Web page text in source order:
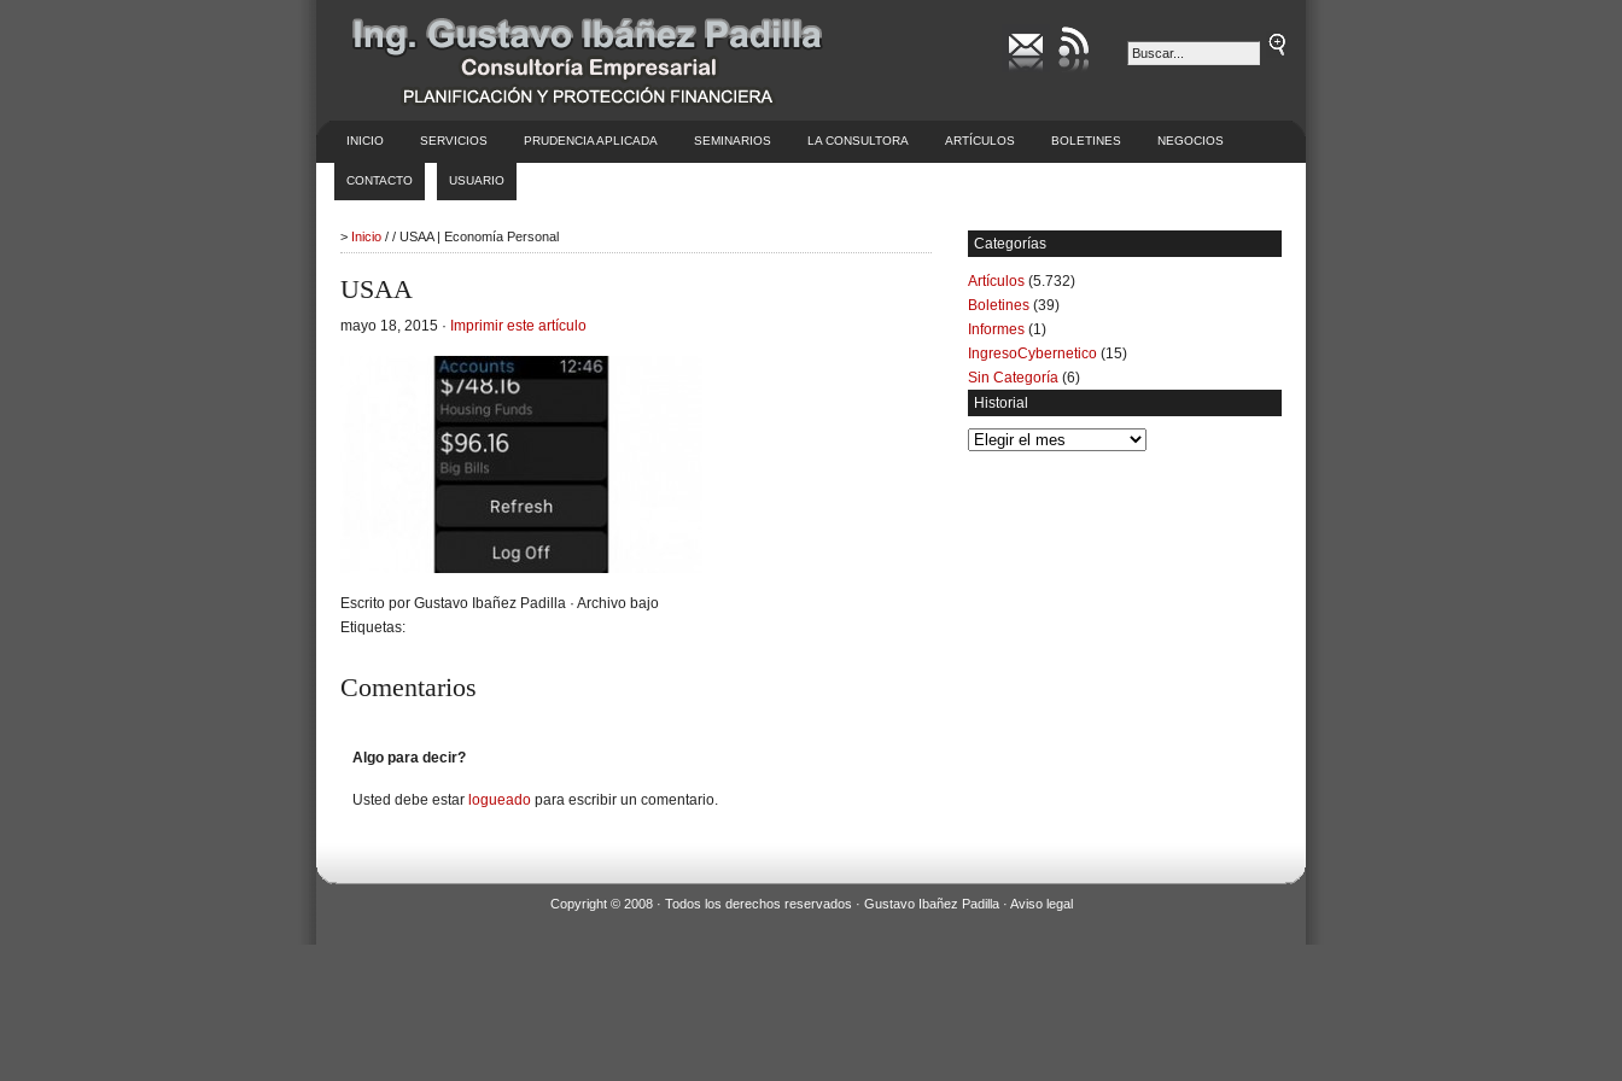
INICIO SERVICIOS PRUDENCIA APLICADA SEMINARIOS LA CONSULTORA ARTÍCULOS BOLETINES NEGOCIOS
CONTACTO USUARIO
> Inicio / / USAA | Economía Personal
USAA
mayo 18, 2015 · Imprimir este artículo
Escrito por Gustavo Ibañez Padilla · Archivo bajo
Etiquetas:
Comentarios
Algo para decir?
Usted debe estar logueado para escribir un comentario.
Categorías
Artículos (5.732)
Boletines (39)
Informes (1)
IngresoCybernetico (15)
Sin Categoría (6)
Historial
Historial
Copyright © 2008 · Todos los derechos reservados · Gustavo Ibañez Padilla · Aviso legal